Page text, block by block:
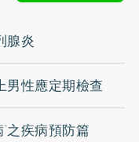
腺炎
性應定期檢查
之疾病預防篇